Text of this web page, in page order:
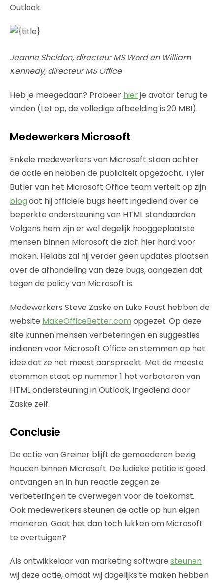
Outlook.
Jeanne Sheldon, directeur MS Word en William
Kennedy, directeur MS Office
Heb je meegedaan? Probeer hierje avatar terug te
vinden (Let op, de volledige afbeelding is 20 MB!).
Medewerkers Microsoft
Enkele medewerkers van Microsoft staan achter
de actie en hebben de publiciteit opgezocht. Tyler
Butler van het Microsoft Office team vertelt op zijn
blog dat hij officiële bugs heeft ingediend over de
beperkte ondersteuning van HTML standaarden.
Volgens hem zijn er wel degelijk hooggeplaatste
mensen binnen Microsoft die zich hier hard voor
maken. Helaas zal hij verder geen updates plaatsen
over de afhandeling van deze bugs, aangezien dat
tegen de policy van Microsoft is.
Medewerkers Steve Zaske en Luke Foust hebben de
website MakeOfficeBetter.com opgezet. Op deze
site kunnen mensen verbeteringen en suggesties
indienen voor Microsoft Office en stemmen op het
idee dat ze het meest aanspreekt. Met de meeste
stemmen staat op nummer 1 het verbeteren van
HTML ondersteuning in Outlook, ingediend door
Zaske zelf.
Conclusie
De actie van Greiner blijft de gemoederen bezig
houden binnen Microsoft. De ludieke petitie is goed
ontvangen en in hun reactie zeggen ze
verbeteringen te overwegen voor de toekomst.
Ook medewerkers steunen de actie op hun eigen
manieren. Gaat het dan toch lukken om Microsoft
te overtuigen?
Als ontwikkelaar van marketing software steunen
wij deze actie, omdat wij dagelijks te maken hebben